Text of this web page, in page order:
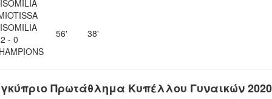
2 - 0
56' 38'
Πρωτάθλημα Κυπέλλου Γυναικών